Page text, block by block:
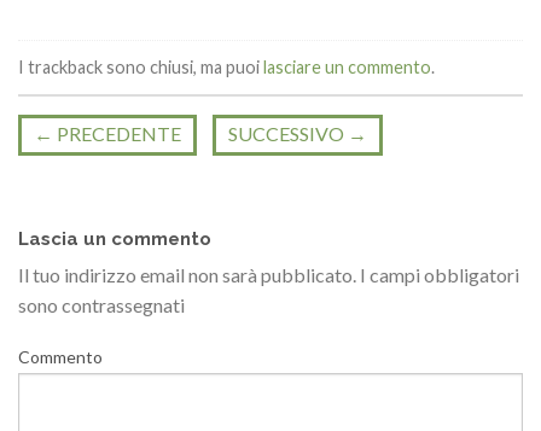
I trackback sono chiusi, ma puoilasciare un commento.
← PRECEDENTE SUCCESSIVO →
Lascia un commento
Il tuo indirizzo email non sarà pubblicato. I campi obbligatori
sono contrassegnati
Commento